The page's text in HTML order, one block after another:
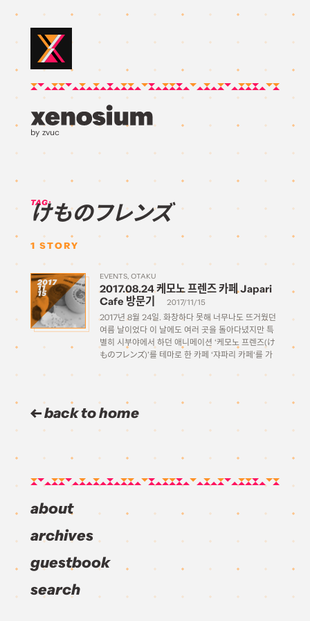
by zvuc
TAG:
けものフレンズ
1 STORY
2017
11
15
EVENTS OTAKU
2017.08.24 케모노 프렌즈 카페 Japari
Cafe 방문기
2017/11/15
2017년 8월 24일. 화창하다 못해 너무나도 뜨거웠던
여름 날이었다 이 날에도 여러 곳을 돌아다녔지만 특
별히 시부야에서 하던 애니메이션 ‘케모노 프렌즈(け
ものフレンズ)’를 테마로 한 카페 ‘쟈파리 카페‘를 가
back to home
about
archives
guestbook
search